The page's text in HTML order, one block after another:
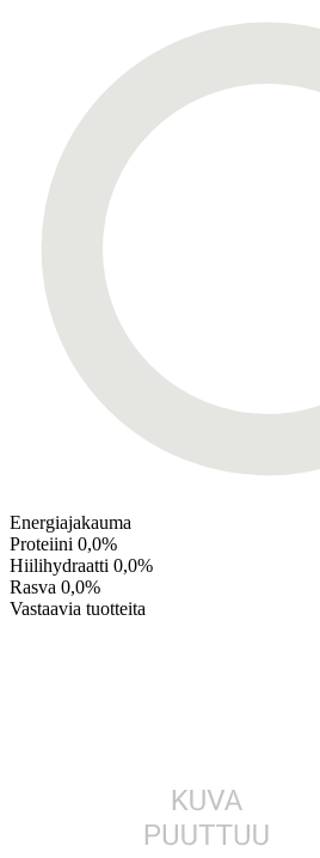
Energiajakauma
Proteiini 0,0%
Hiilihydraatti 0,0%
Rasva 0,0%
Vastaavia tuotteita